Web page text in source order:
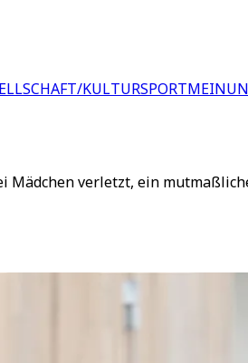
KULTURSPORT
Mädchen verletzt, ein